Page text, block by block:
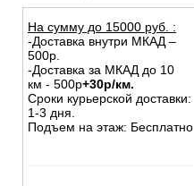
На сумму до 15000 руб. :
-Доставка внутри МКАД –
500р.
-Доставка за МКАД до 10
км - 500р+30р/км.
Сроки курьерской доставки:
1-3 дня.
Подъем на этаж: Бесплатно